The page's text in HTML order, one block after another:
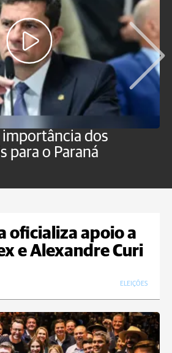
dos
para o Paraná
oficializa apoio a
e Alexandre Curi
ELEIÇÕES